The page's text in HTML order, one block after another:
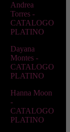
Andrea
Torres -
CATALOGO
PLATINO
Dayana
Montes -
CATALOGO
PLATINO
Hanna Moon
-
CATALOGO
PLATINO